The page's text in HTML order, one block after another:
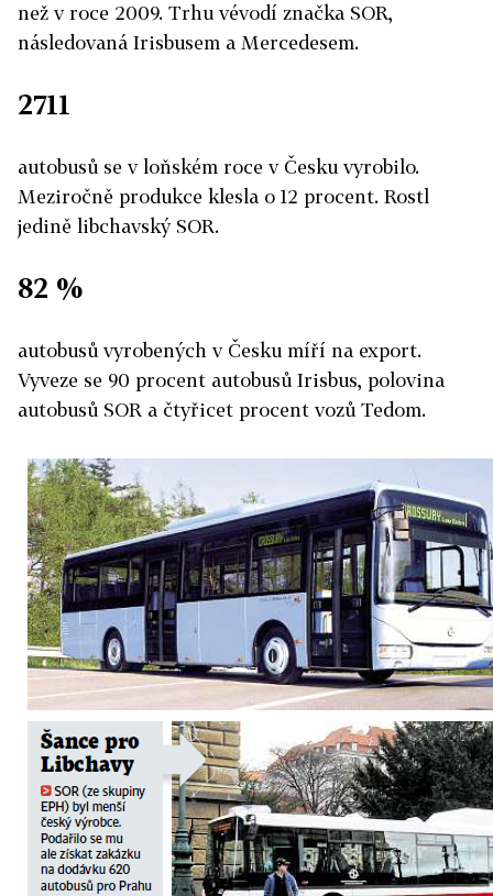
než v roce 2009. Trhu vévodí značka SOR,
následovaná Irisbusem a Mercedesem.
2711
autobusů se v loňském roce v Česku vyrobilo.
Meziročně produkce klesla o 12 procent. Rostl
jedině libchavský SOR.
82 %
autobusů vyrobených v Česku míří na export.
Vyveze se 90 procent autobusů Irisbus, polovina
autobusů SOR a čtyřicet procent vozů Tedom.